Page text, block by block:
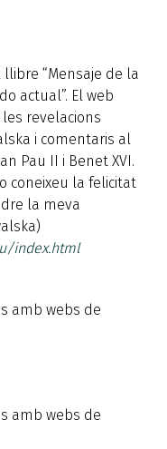
“Mensaje de la
actual”. El web
revelacions
i comentaris al
Pau II i Benet XVI.
coneixeu la felicitat
la meva
index.html
amb webs de
amb webs de